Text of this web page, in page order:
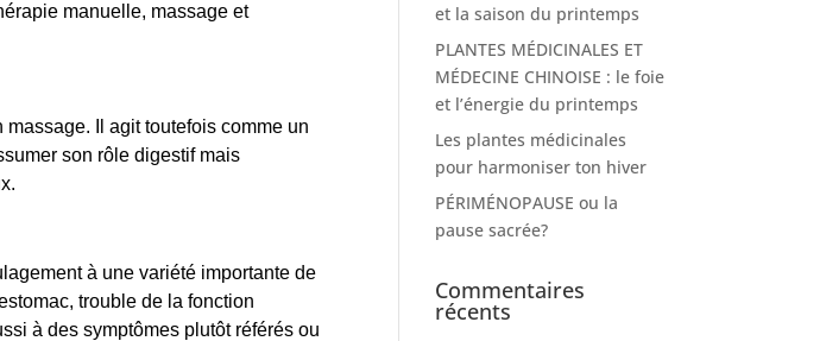
manuelle, massage et
massage. Il agit toutefois comme un
son rôle digestif mais
à une variété importante de
trouble de la fonction
à des symptômes plutôt référés ou
et la saison du printemps
PLANTES MÉDICINALES ET
MÉDECINE CHINOISE : le foie
et l’énergie du printemps
Les plantes médicinales
pour harmoniser ton hiver
PÉRIMÉNOPAUSE ou la
pause sacrée?
Commentaires
récents